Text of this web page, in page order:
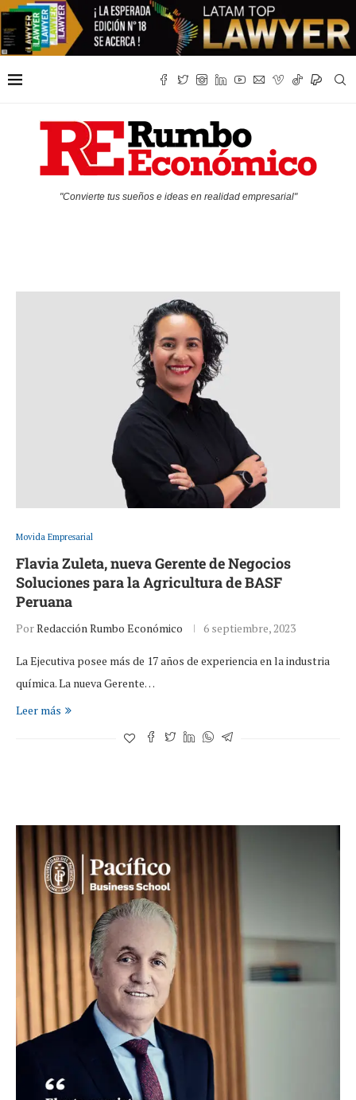
"Convierte tus sueños e ideas en realidad empresarial"
Movida Empresarial
Flavia Zuleta, nueva Gerente de Negocios
Soluciones para la Agricultura de BASF
Peruana
PorRedacción Rumbo Económico 6 septiembre, 2023
La Ejecutiva posee más de 17 años de experiencia en la industria
química. La nueva Gerente…
Leer más